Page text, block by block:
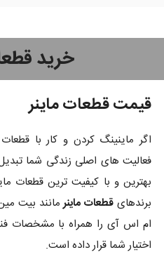
خرید
قیمت قطعات ماینر
اگر ماینینگ کردن و کار با
فعالیت های اصلی زندگی شما
بهترین و با کیفیت ترین قطعات
برندهای قطعات ماینرمانند بیت
ام اس آی را همراه با مشخصات
اختیار شما قرار داده است.